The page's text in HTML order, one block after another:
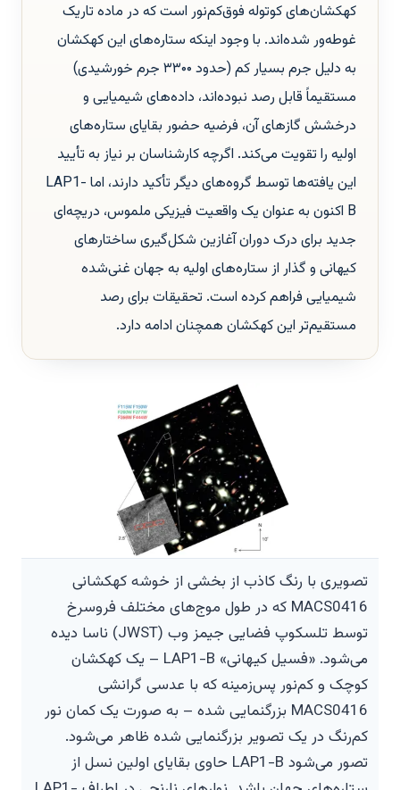
کهکشان‌های کوتوله فوق‌کم‌نور است که در ماده تاریک
غوطه‌ور شده‌اند. با وجود اینکه ستاره‌های این کهکشان
به دلیل جرم بسیار کم (حدود ۳۳۰۰ جرم خورشیدی)
مستقیماً قابل رصد نبوده‌اند، داده‌های شیمیایی و
درخشش گازهای آن، فرضیه حضور بقایای ستاره‌های
اولیه را تقویت می‌کند. اگرچه کارشناسان بر نیاز به تأیید
این یافته‌ها توسط گروه‌های دیگر تأکید دارند، اما LAP1-
B اکنون به عنوان یک واقعیت فیزیکی ملموس، دریچه‌ای
جدید برای درک دوران آغازین شکل‌گیری ساختارهای
کیهانی و گذار از ستاره‌های اولیه به جهان غنی‌شده
شیمیایی فراهم کرده است. تحقیقات برای رصد
مستقیم‌تر این کهکشان همچنان ادامه دارد.
تصویری با رنگ کاذب از بخشی از خوشه کهکشانی
MACS0416 که در طول موج‌های مختلف فروسرخ
توسط تلسکوپ فضایی جیمز وب (JWST) ناسا دیده
می‌شود. «فسیل کیهانی» LAP1-B – یک کهکشان
کوچک و کم‌نور پس‌زمینه که با عدسی گرانشی
MACS0416 بزرگنمایی شده – به صورت یک کمان نور
کم‌رنگ در یک تصویر بزرگنمایی شده ظاهر می‌شود.
تصور می‌شود LAP1-B حاوی بقایای اولین نسل از